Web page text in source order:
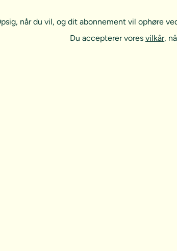
når du vil, og dit abonnement vil ophøre
Du accepterer vores vilkår,